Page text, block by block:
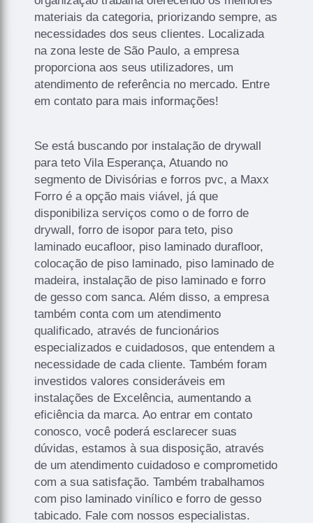
materiais da categoria, priorizando sempre, as
necessidades dos seus clientes. Localizada
na zona leste de São Paulo, a empresa
proporciona aos seus utilizadores, um
atendimento de referência no mercado. Entre
em contato para mais informações!
Se está buscando por instalação de drywall
para teto Vila Esperança, Atuando no
segmento de Divisórias e forros pvc, a Maxx
Forro é a opção mais viável, já que
disponibiliza serviços como o de forro de
drywall, forro de isopor para teto, piso
laminado eucafloor, piso laminado durafloor,
colocação de piso laminado, piso laminado de
madeira, instalação de piso laminado e forro
de gesso com sanca. Além disso, a empresa
também conta com um atendimento
qualificado, através de funcionários
especializados e cuidadosos, que entendem a
necessidade de cada cliente. Também foram
investidos valores consideráveis em
instalações de Excelência, aumentando a
eficiência da marca. Ao entrar em contato
conosco, você poderá esclarecer suas
dúvidas, estamos à sua disposição, através
de um atendimento cuidadoso e comprometido
com a sua satisfação. Também trabalhamos
com piso laminado vinílico e forro de gesso
tabicado. Fale com nossos especialistas.